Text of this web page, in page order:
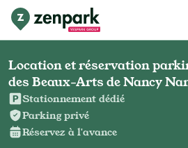
Location et réservation
des Beaux-Arts de Nancy
Stationnement dédié
Parking privé
Réservez à l'avance